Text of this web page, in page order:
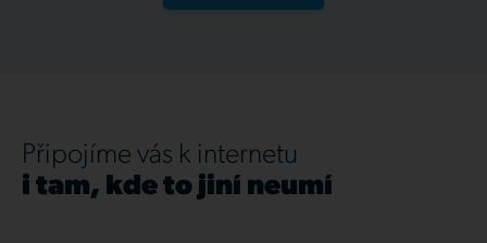
Připojíme vás k internetu
i tam, kde to jiní neumí